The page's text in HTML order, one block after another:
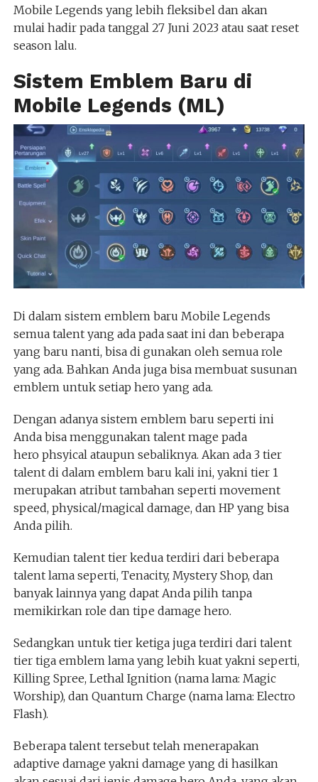
Mobile Legends yang lebih fleksibel dan akan
mulai hadir pada tanggal 27 Juni 2023 atau saat reset
season lalu.
Sistem Emblem Baru di
Mobile Legends (ML)
Di dalam sistem emblem baru Mobile Legends
semua talent yang ada pada saat ini dan beberapa
yang baru nanti, bisa di gunakan oleh semua role
yang ada. Bahkan Anda juga bisa membuat susunan
emblem untuk setiap hero yang ada.
Dengan adanya sistem emblem baru seperti ini
Anda bisa menggunakan talent mage pada
hero phsyical ataupun sebaliknya. Akan ada 3 tier
talent di dalam emblem baru kali ini, yakni tier 1
merupakan atribut tambahan seperti movement
speed, physical/magical damage, dan HP yang bisa
Anda pilih.
Kemudian talent tier kedua terdiri dari beberapa
talent lama seperti, Tenacity, Mystery Shop, dan
banyak lainnya yang dapat Anda pilih tanpa
memikirkan role dan tipe damage hero.
Sedangkan untuk tier ketiga juga terdiri dari talent
tier tiga emblem lama yang lebih kuat yakni seperti,
Killing Spree, Lethal Ignition (nama lama: Magic
Worship), dan Quantum Charge (nama lama: Electro
Flash).
Beberapa talent tersebut telah menerapakan
adaptive damage yakni damage yang di hasilkan